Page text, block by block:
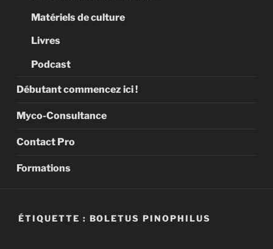
Matériels de culture
Livres
Podcast
Débutant commencez ici !
Myco-Consultance
Contact Pro
Formations
ÉTIQUETTE : BOLETUS PINOPHILUS